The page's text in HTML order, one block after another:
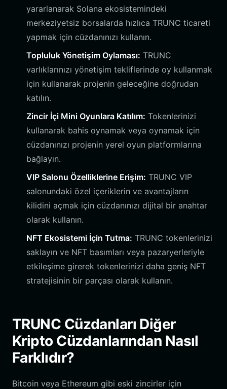
yararlanarak Solana ekosistemindeki
merkeziyetsiz borsalarda hızlıca TRUNC ticareti
yapmak için cüzdanınızı kullanın.
Topluluk Yönetişim Oylaması: TRUNC
varlıklarınızı yönetişim tekliflerinde oy kullanmak
için kullanarak projenin geleceğine doğrudan
katılın.
Zincir İçi Mini Oyunlara Katılım: Tokenlerinizi
kullanarak bahis oynamak veya oynamak için
cüzdanınızı projenin yerel oyun platformlarına
bağlayın.
VIP Salonu Özelliklerine Erişim: TRUNC VIP
salonundaki özel içeriklerin ve avantajların
kilidini açmak için cüzdanınızı dijital bir anahtar
olarak kullanın.
NFT Ekosistemi İçin Tutma: TRUNC tokenlerinizi
saklayın ve NFT basımları veya pazaryerleriyle
etkileşime girerek tokenlerinizi daha geniş NFT
stratejisinin bir parçası olarak kullanın.
TRUNC Cüzdanları Diğer
Kripto Cüzdanlarından Nasıl
Farklıdır?
Bitcoin veya Ethereum gibi eski zincirler için